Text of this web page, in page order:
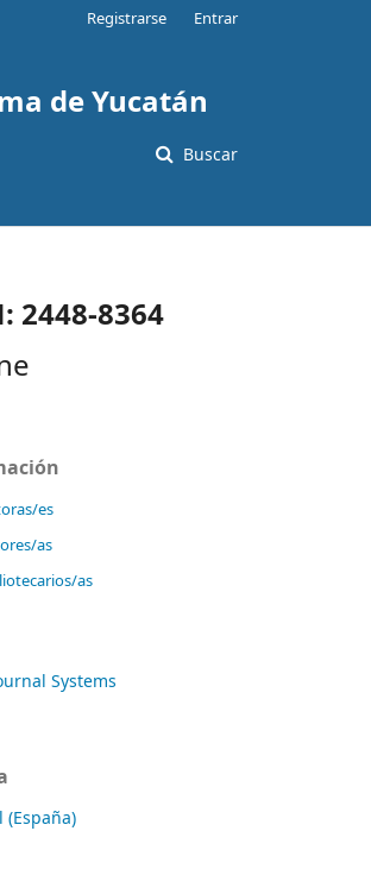
de Yucatán
Buscar
Registrarse Entrar
2448-8364
es
as
as
Systems
(España)